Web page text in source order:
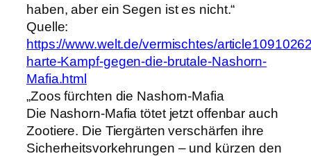
haben, aber ein Segen ist es nicht.“
Quelle:
https://www.welt.de/vermischtes/
harte-Kampf-gegen-die-brutale-Nashorn-
Mafia.html
„Zoos fürchten die Nashorn-Mafia
Die Nashorn-Mafia tötet jetzt offenbar auch
Zootiere. Die Tiergärten verschärfen ihre
Sicherheitsvorkehrungen – und kürzen den